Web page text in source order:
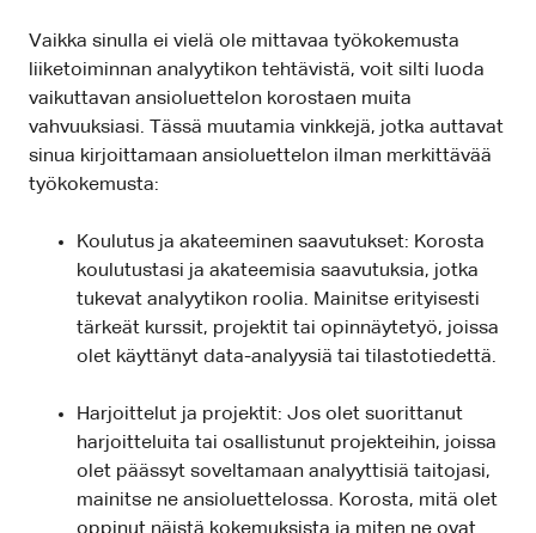
Vaikka sinulla ei vielä ole mittavaa työkokemusta
liiketoiminnan analyytikon tehtävistä, voit silti luoda
vaikuttavan ansioluettelon korostaen muita
vahvuuksiasi. Tässä muutamia vinkkejä, jotka auttavat
sinua kirjoittamaan ansioluettelon ilman merkittävää
työkokemusta:
Koulutus ja akateeminen saavutukset: Korosta
koulutustasi ja akateemisia saavutuksia, jotka
tukevat analyytikon roolia. Mainitse erityisesti
tärkeät kurssit, projektit tai opinnäytetyö, joissa
olet käyttänyt data-analyysiä tai tilastotiedettä.
Harjoittelut ja projektit: Jos olet suorittanut
harjoitteluita tai osallistunut projekteihin, joissa
olet päässyt soveltamaan analyyttisiä taitojasi,
mainitse ne ansioluettelossa. Korosta, mitä olet